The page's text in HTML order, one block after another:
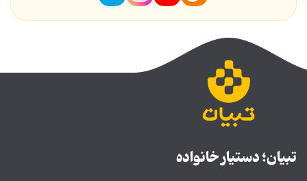
تبیان؛ دستیار خانواده